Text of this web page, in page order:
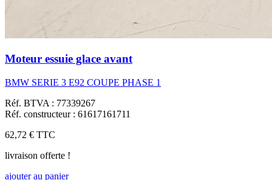
Moteur essuie glace avant
BMW SERIE 3 E92 COUPE PHASE 1
Réf. BTVA : 77339267
Réf. constructeur : 61617161711
62,72 € TTC
livraison offerte !
ajouter au panier